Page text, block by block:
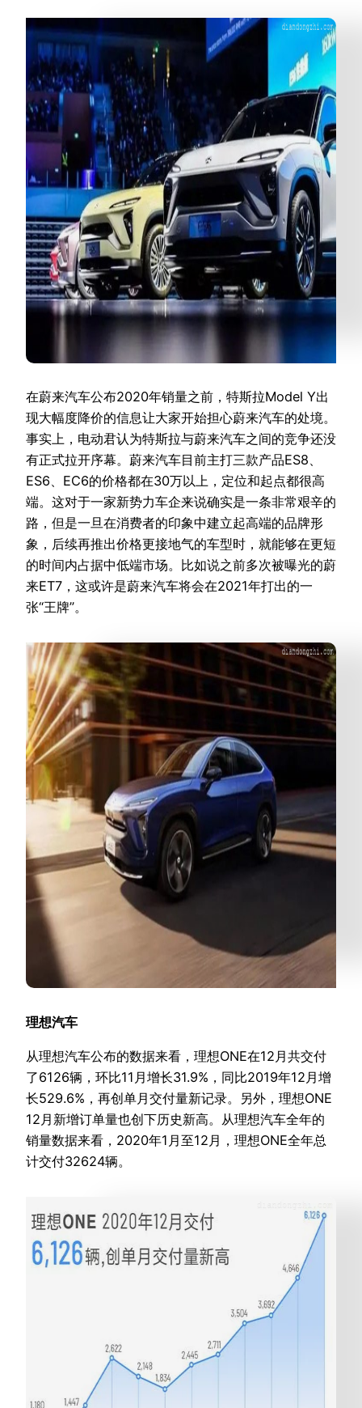
在蔚来汽车公布2020年销量之前，特斯拉Model Y出
现大幅度降价的信息让大家开始担心蔚来汽车的处境。
事实上，电动君认为特斯拉与蔚来汽车之间的竞争还没
有正式拉开序幕。蔚来汽车目前主打三款产品ES8、
ES6、EC6的价格都在30万以上，定位和起点都很高
端。这对于一家新势力车企来说确实是一条非常艰辛的
路，但是一旦在消费者的印象中建立起高端的品牌形
象，后续再推出价格更接地气的车型时，就能够在更短
的时间内占据中低端市场。比如说之前多次被曝光的蔚
来ET7，这或许是蔚来汽车将会在2021年打出的一
张“王牌”。
理想汽车
从理想汽车公布的数据来看，理想ONE在12月共交付
了6126辆，环比11月增长31.9%，同比2019年12月增
长529.6%，再创单月交付量新记录。另外，理想ONE
12月新增订单量也创下历史新高。从理想汽车全年的
销量数据来看，2020年1月至12月，理想ONE全年总
计交付32624辆。